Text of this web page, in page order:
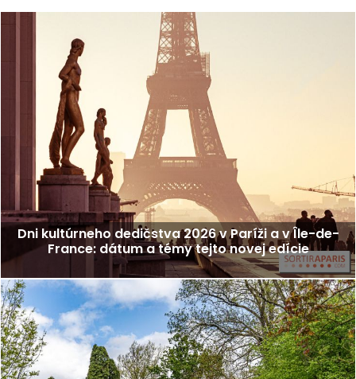
Dni kultúrneho dedičstva 2026 v Paríži a v Île-de-
France: dátum a témy tejto novej edície